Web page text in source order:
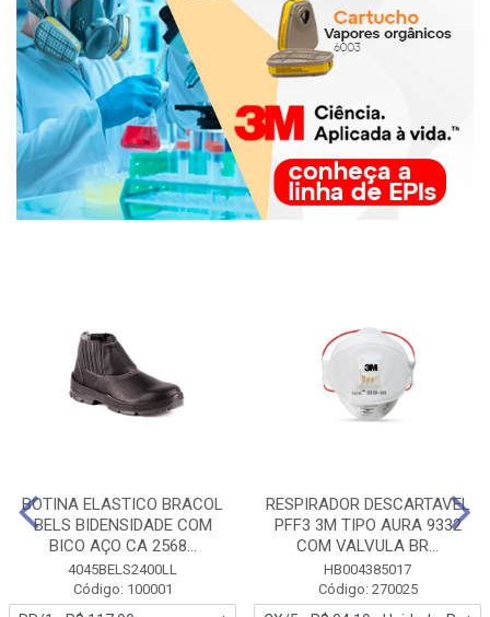
BOTINA ELASTICO BRACOL
BELS BIDENSIDADE COM
BICO AÇO CA 2568...
4045BELS2400LL
Código: 100001
RESPIRADOR DESCARTAVEL
PFF3 3M TIPO AURA 9332
COM VALVULA BR...
HB004385017
Código: 270025